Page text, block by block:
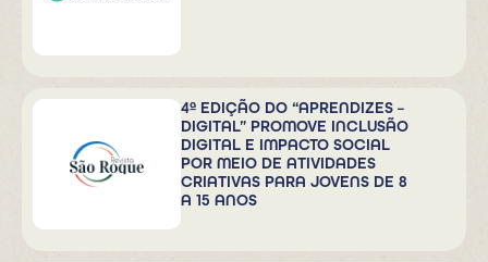
4ª EDIÇÃO DO “APRENDIZES –
DIGITAL” PROMOVE INCLUSÃO
DIGITAL E IMPACTO SOCIAL
POR MEIO DE ATIVIDADES
CRIATIVAS PARA JOVENS DE 8
A 15 ANOS